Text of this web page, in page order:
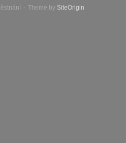
Theme by SiteOrigin